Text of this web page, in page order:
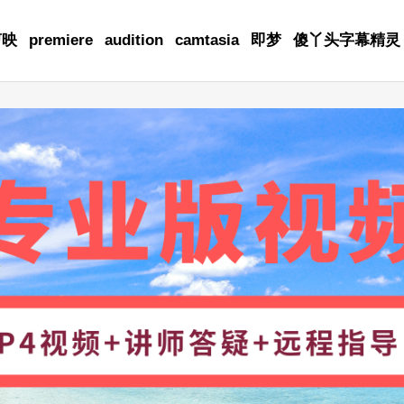
premiere audition camtasia 即梦 傻丫头字幕精灵